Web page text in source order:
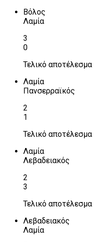
Βόλος
Λαμία
3
0
Τελικό αποτέλεσμα
Λαμία
Πανσερραϊκός
2
1
Τελικό αποτέλεσμα
Λαμία
Λεβαδειακός
2
3
Τελικό αποτέλεσμα
Λεβαδειακός
Λαμία